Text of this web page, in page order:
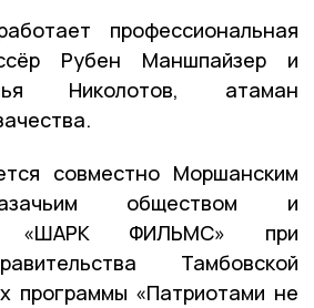
профессиональная
Рубен Маншпайзер и
Николотов, атаман
совместно Моршанским
обществом и
«ШАРК ФИЛЬМС» при
Тамбовской
программы «Патриотами не